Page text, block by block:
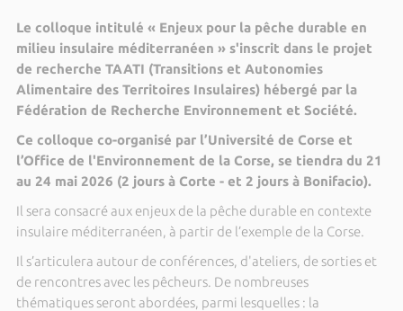
Le colloque intitulé « Enjeux pour la pêche durable en
milieu insulaire méditerranéen » s'inscrit dans le projet
de recherche TAATI (Transitions et Autonomies
Alimentaire des Territoires Insulaires) hébergé par la
Fédération de Recherche Environnement et Société.
Ce colloque co-organisé par l’Université de Corse et
l’Office de l'Environnement de la Corse, se tiendra du 21
au 24 mai 2026 (2 jours à Corte - et 2 jours à Bonifacio).
Il sera consacré aux enjeux de la pêche durable en contexte
insulaire méditerranéen, à partir de l’exemple de la Corse.
Il s’articulera autour de conférences, d'ateliers, de sorties et
de rencontres avec les pêcheurs. De nombreuses
thématiques seront abordées, parmi lesquelles : la